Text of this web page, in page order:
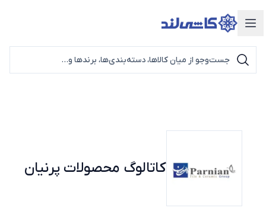
دسته‌بندی محصولات
کاتالوگ محصولاتپرنیان